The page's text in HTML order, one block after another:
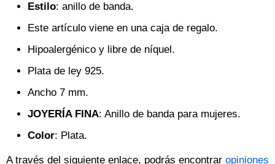
Estilo: anillo de banda.
Este artículo viene en una caja de regalo.
Hipoalergénico y libre de níquel.
Plata de ley 925.
Ancho 7 mm.
JOYERÍA FINA: Anillo de banda para mujeres.
Color: Plata.
A través del siguiente enlace, podrás encontrar opiniones